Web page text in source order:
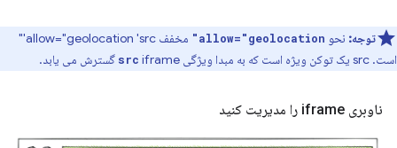
توجه: نحو allow="geolocation"
مخفف allow="geolocation 'src'"
است. src یک توکن ویژه است که به مبدا ویژگی
src iframe گسترش می یابد.
ناوبری iframe را مدیریت کنید